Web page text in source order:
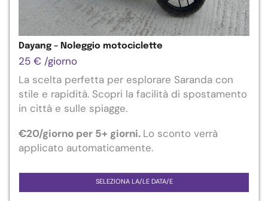
Dayang – Noleggio motociclette
25 € /giorno
La scelta perfetta per esplorare Saranda con
stile e rapidità. Scopri la facilità di spostamento
in città e sulle spiagge.
€20/giorno per 5+ giorni. Lo sconto verrà
applicato automaticamente.
SELEZIONA LA/LE DATA/E